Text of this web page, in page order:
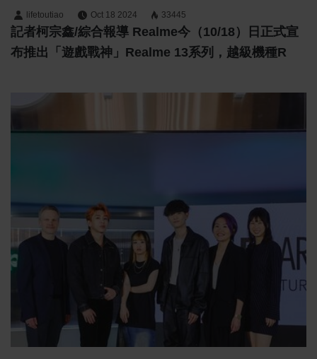
登場！
lifetoutiao Oct 18 2024 33445
記者柯宗鑫/綜合報導 Realme今（10/18）日正式宣
布推出「遊戲戰神」realme 13系列，越級機種r